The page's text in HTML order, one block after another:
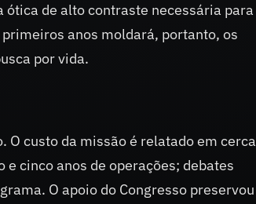
de alto contraste necessária para
anos moldará, portanto, os
por vida.
O custo da missão é relatado em cerca
cinco anos de operações; debates
O apoio do Congresso preservou